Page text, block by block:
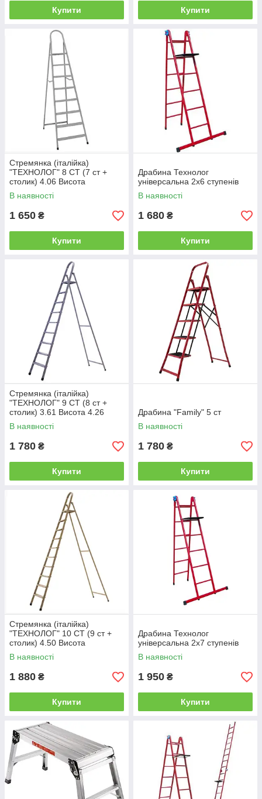
Купити Купити
Стремянка (італійка)
"ТЕХНОЛОГ" 8 СТ (7 ст +
столик) 4.06 Висота
В наявності
1 650 ₴
Купити
Драбина Технолог
універсальна 2х6 ступенів
В наявності
1 680 ₴
Купити
Стремянка (італійка)
"ТЕХНОЛОГ" 9 СТ (8 ст +
столик) 3.61 Висота 4.26
Висота
В наявності
1 780 ₴
Купити
Драбина "Family" 5 ст
В наявності
1 780 ₴
Купити
Стремянка (італійка)
"ТЕХНОЛОГ" 10 СТ (9 ст +
столик) 4.50 Висота
В наявності
1 880 ₴
Купити
Драбина Технолог
універсальна 2х7 ступенів
В наявності
1 950 ₴
Купити